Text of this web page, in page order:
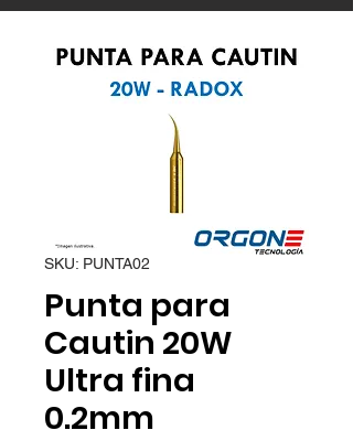
SKU: PUNTA02
Punta para
Cautin 20W
Ultra fina
0.2mm